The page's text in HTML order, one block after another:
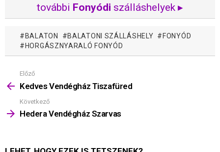
további Fonyódi szálláshelyek ▸
BALATON BALATONI SZÁLLÁSHELY
FONYÓD
HORGÁSZNYARALÓ FONYÓD
Mutass
többet
Előző
Kedves Vendégház Tiszafüred
Következő
Hedera Vendégház Szarvas